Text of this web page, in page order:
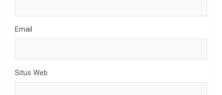
Email
Situs Web